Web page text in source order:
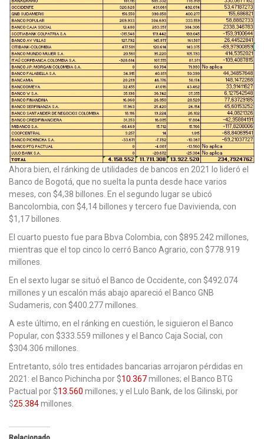
Ahora bien, el ránking de utilidades de bancos en 2021 lo lideró el
Banco de Bogotá, que no suelta la punta desde hace varios
meses, con $4,38 billones. En el segundo lugar se ubicó
Bancolombia, con $4,14 billones y tercero fue Davivienda, con
$1,17 billones.
El cuarto puesto fue para Bbva Colombia, con $895.242 millones,
mientras que el top cinco lo cerró Banco Agrario, con $778.919
millones.
En el sexto lugar se situó el Banco de Occidente, con $492.074
millones y un escalón más abajo apareció el Banco GNB
Sudameris, con $400.277 millones.
A este último, en el ránking en cuestión, le siguieron el Banco
Popular, con $333.559 millones y el Banco Caja Social, con
$304.306 millones.
Entretanto, sólo tres entidades bancarias arrojaron pérdidas en
2021: el Banco Pichincha por $10.367millones; el Banco BTG
Pactual por $13.560 millones; y el Lulo Bank, de los Gilinski, por
$25.384millones.